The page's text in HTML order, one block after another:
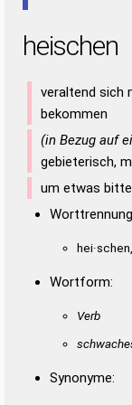
heischen
veraltend sich
bekommen
(in Bezug auf
gebieterisch,
um etwas
hei·schen,
Wortform:
Verb
Synonyme: